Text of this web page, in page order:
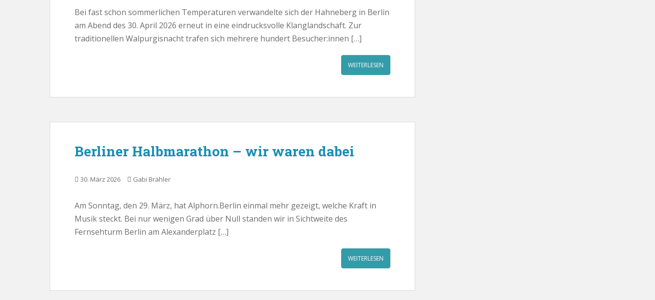
Bei fast schon sommerlichen Temperaturen verwandelte sich der Hahneberg in Berlin
am Abend des 30. April 2026 erneut in eine eindrucksvolle Klanglandschaft. Zur
traditionellen Walpurgisnacht trafen sich mehrere hundert Besucher:innen […]
WEITERLESEN
Berliner Halbmarathon – wir waren dabei
30. März 2026 Gabi Brähler
Am Sonntag, den 29. März, hat Alphorn.Berlin einmal mehr gezeigt, welche Kraft in
Musik steckt. Bei nur wenigen Grad über Null standen wir in Sichtweite des
Fernsehturm Berlin am Alexanderplatz […]
WEITERLESEN